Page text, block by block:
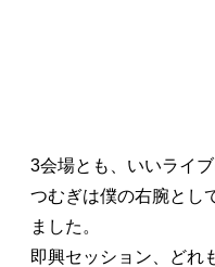
3会場とも、いいライブ
つむぎは僕の右腕とし
ました。
即興セッション、どれ